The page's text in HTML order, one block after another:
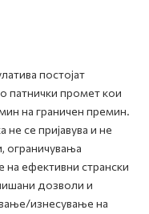
Open
Open
постојат
патнички промет кои
на граничен премин.
се пријавува и не
ограничувања
на ефективни странски
дозволи и
изнесување на